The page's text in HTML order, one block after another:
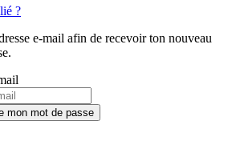
?
e-mail afin de recevoir ton nouveau
mon mot de passe